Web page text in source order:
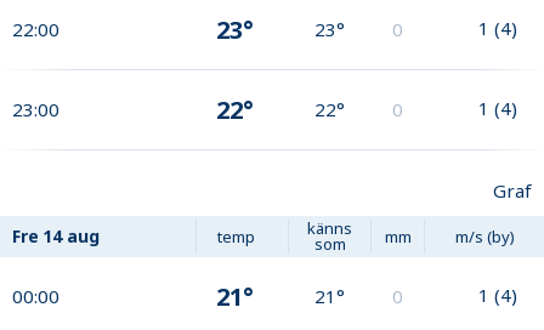
22:00 23° 23° 0 1 (4)
23:00 22° 22° 0 1 (4)
Graf
Fre 14 aug temp känns
som mm m/s (by)
00:00 21° 21° 0 1 (4)